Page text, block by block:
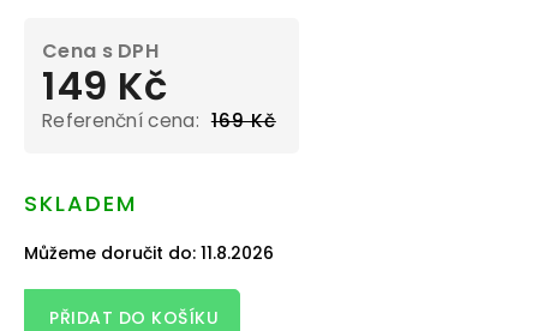
169 Kč
149 Kč
SKLADEM
Můžeme doručit do: 11.8.2026
PŘIDAT DO KOŠÍKU